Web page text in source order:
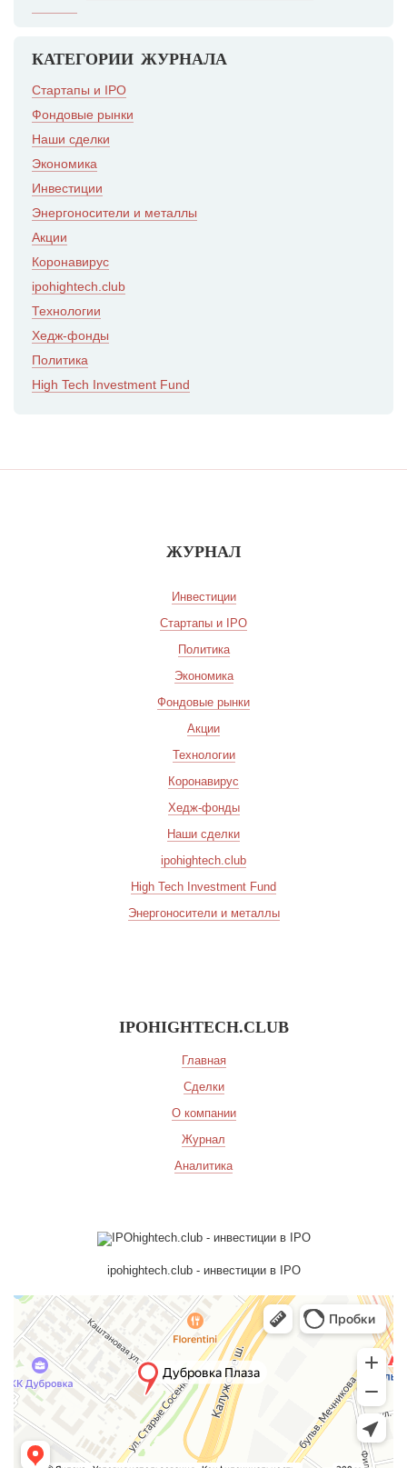
КАТЕГОРИИ ЖУРНАЛА
Стартапы и IPO
Фондовые рынки
Наши сделки
Экономика
Инвестиции
Энергоносители и металлы
Акции
Коронавирус
ipohightech.club
Технологии
Хедж-фонды
Политика
High Tech Investment Fund
ipohightech.club - инвестиции в IPO
IPOHIGHTECH.CLUB
Главная
Сделки
О компании
Журнал
Аналитика
ЖУРНАЛ
Инвестиции
Стартапы и IPO
Политика
Экономика
Фондовые рынки
Акции
Технологии
Коронавирус
Хедж-фонды
Наши сделки
ipohightech.club
High Tech Investment Fund
Энергоносители и металлы